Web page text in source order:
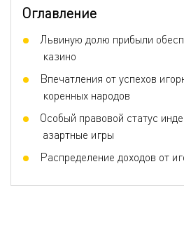
Оглавление
Львиную долю прибыли
казино
Впечатления от успехов
коренных народов
Особый правовой статус
азартные игры
Распределение доходов от